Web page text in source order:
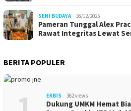
SENI BUDAYA 16/12/2025
Pameran Tunggal Alex
Rawat Integritas Lewat
BERITA POPULER
EKBIS 362 views
Dukung UMKM Hemat